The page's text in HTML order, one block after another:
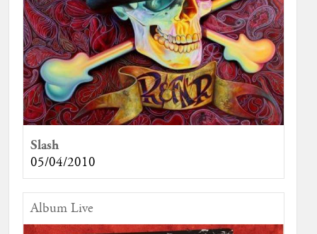
Slash
05/04/2010
Album Live